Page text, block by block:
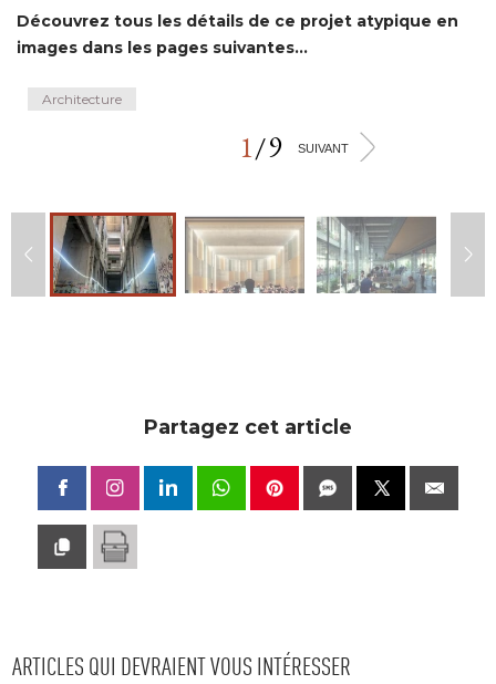
Découvrez tous les détails de ce projet atypique en
images dans les pages suivantes...
Architecture
1/9 SUIVANT >
Partagez cet article
ARTICLES QUI DEVRAIENT VOUS INTÉRESSER